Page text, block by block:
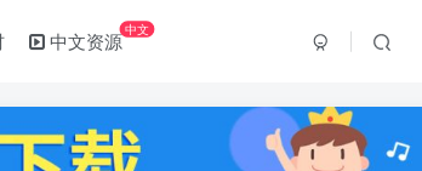
中文资源中文